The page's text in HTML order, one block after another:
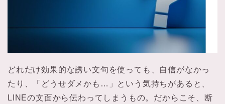
どれだけ効果的な誘い文句を使っても、自信がなかっ
たり、「どうせダメかも…」という気持ちがあると、
LINEの文面から伝わってしまうもの。だからこそ、断